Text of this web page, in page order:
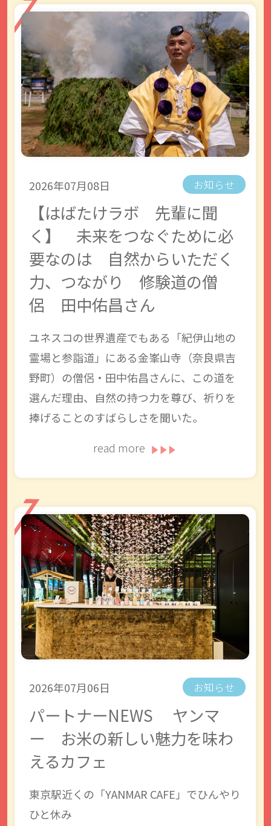
2026年07月08日 お知らせ
【はばたけラボ 先輩に聞
く】 未来をつなぐために必
要なのは 自然からいただく
力、つながり 修験道の僧
侶 田中佑昌さん
ユネスコの世界遺産でもある「紀伊山地の
霊場と参詣道」にある金峯山寺（奈良県吉
野町）の僧侶・田中佑昌さんに、この道を
選んだ理由、自然の持つ力を尊び、祈りを
捧げることのすばらしさを聞いた。
read more
2026年07月06日 お知らせ
パートナーNEWS ヤンマ
ー お米の新しい魅力を味わ
えるカフェ
東京駅近くの「YANMAR CAFE」でひんやり
ひと休み